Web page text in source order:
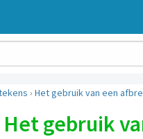
› Het gebruik van een
Het gebruik